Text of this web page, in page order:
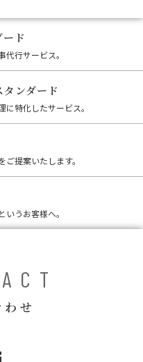
ド
行サービス。
ンダード
に特化したサービス。
提案いたします。
うお客様へ。
せ